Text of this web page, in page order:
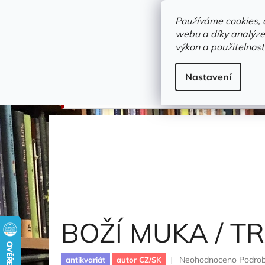
Používáme
webu a díky
výkon a
Nastavení
Novinky Trvalky a
BOŽÍ MUKA / TRAPNÉ POVÍDKYČapek Karel
BOŽÍ MUKA /
antikvariát autor CZ/SK
Průměrné
Neohodnoceno